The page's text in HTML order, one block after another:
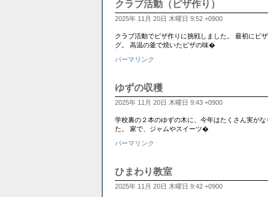
クラブ活動（ピザ作り）
2025年 11月 20日 木曜日 9:52 +0900
クラブ活動でピザ作りに挑戦しました。 最初にピ
グ。 高温の釜で焼いたピザの味�
パーマリンク
ゆずの収穫
2025年 11月 20日 木曜日 9:43 +0900
学校裏の２本のゆずの木に、今年はたくさん実が
た。 家で、ジャムやスイーツ�
パーマリンク
ひまわり教室
2025年 11月 20日 木曜日 9:42 +0900